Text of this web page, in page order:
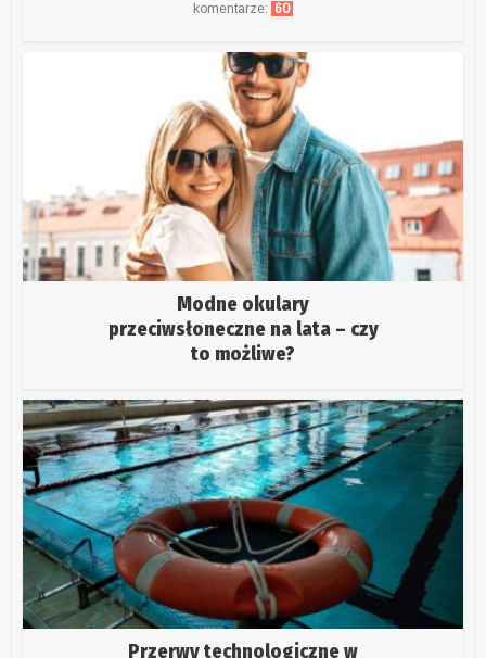
komentarze: 60
Modne okulary
przeciwsłoneczne na lata – czy
to możliwe?
Przerwy technologiczne w